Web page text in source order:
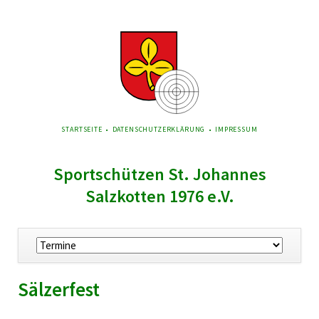
NAVIGATION
STARTSEITE DATENSCHUTZERKLÄRUNG IMPRESSUM
Sportschützen St. Johannes
Salzkotten 1976 e.V.
Navigation
überspringen
Sälzerfest